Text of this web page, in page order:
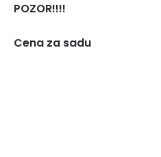
POZOR!!!!
Cena za sadu